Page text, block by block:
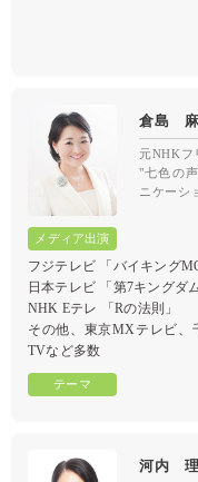
倉島
元NHKフ
"七色の
ニケーシ
フジテレビ 「バイキング
日本テレビ 「第7キングダム
NHK Eテレ 「Rの法則」
その他、東京MXテレビ、
TVなど多数
河内